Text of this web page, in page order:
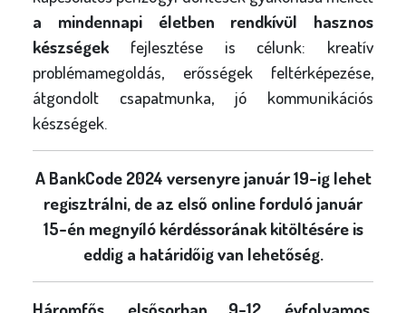
a mindennapi életben rendkívül hasznos
készségekfejlesztése is célunk: kreatív
problémamegoldás, erősségek feltérképezése,
átgondolt csapatmunka, jó kommunikációs
készségek.
A BankCode 2024 versenyre január 19-ig lehet
regisztrálni, de az első online forduló január
15-én megnyíló kérdéssorának kitöltésére is
eddig a határidőig van lehetőség.